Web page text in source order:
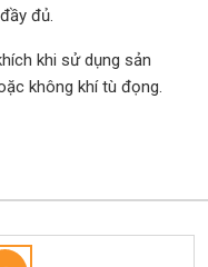
đủ.
khi sử dụng sản
không khí tù đọng.